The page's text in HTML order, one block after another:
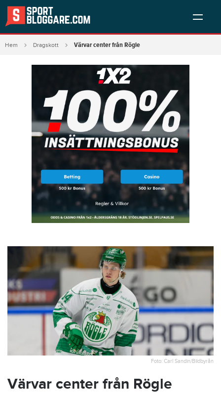
Hem Dragskott Värvar center från Rögle
Foto: Carl Sandin/Bildbyrån
Värvar center från Rögle